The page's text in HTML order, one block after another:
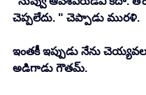
చెప్పలేదు. " చెప్పాడు మురళి.
ఇంతకీ ఇప్పుడు నేను
అడిగాడు గౌతమ్.